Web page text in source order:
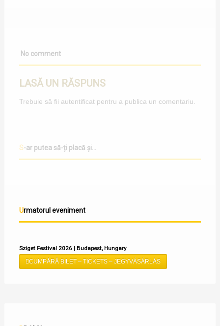
No comment
LASĂ UN RĂSPUNS
Trebuie să fii autentificatpentru a publica un comentariu.
S-ar putea să-ți placă și...
Urmatorul eveniment
Sziget Festival 2026 | Budapest, Hungary
CUMPĂRĂ BILET – TICKETS – JEGYVÁSÁRLÁS